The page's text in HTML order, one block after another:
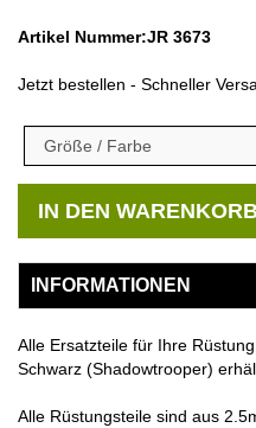
Artikel Nummer:JR 3673
Jetzt bestellen - Schneller
IN DEN
INFORMATIONEN
Alle Ersatzteile für Ihre
Schwarz (Shadowtrooper)
Alle Rüstungsteile sind aus